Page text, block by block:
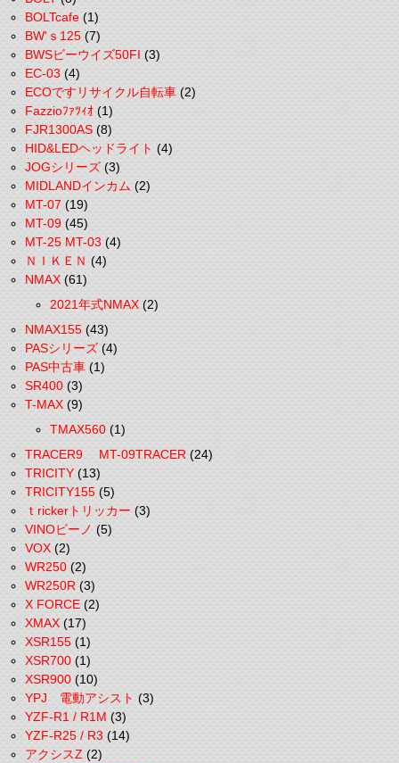
BOLTcafe(1)
BW'ｓ125(7)
BWSビーウイズ50FI(3)
EC-03(4)
ECOですリサイクル自転車(2)
Fazzioﾌｧﾂｨｵ(1)
FJR1300AS(8)
HID&LEDヘッドライト(4)
JOGシリーズ(3)
MIDLANDインカム(2)
MT-07(19)
MT-09(45)
MT-25 MT-03(4)
ＮＩＫＥＮ(4)
NMAX(61)
2021年式NMAX(2)
NMAX155(43)
PASシリーズ(4)
PAS中古車(1)
SR400(3)
T-MAX(9)
TMAX560(1)
TRACER9 MT-09TRACER(24)
TRICITY(13)
TRICITY155(5)
ｔrickerトリッカー(3)
VINOビーノ(5)
VOX(2)
WR250(2)
WR250R(3)
X FORCE(2)
XMAX(17)
XSR155(1)
XSR700(1)
XSR900(10)
YPJ 電動アシスト(3)
YZF-R1 / R1M(3)
YZF-R25 / R3(14)
アクシスZ(2)